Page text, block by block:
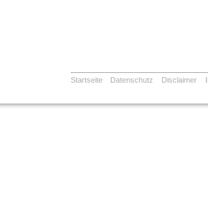
Startseite Datenschutz Disclaimer